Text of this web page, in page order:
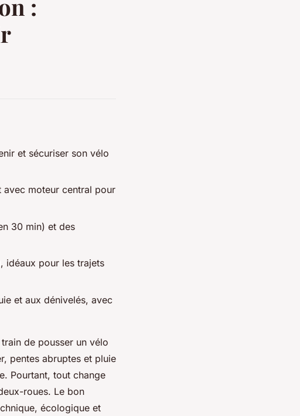
:
et sécuriser son vélo
avec moteur central pour
30 min) et des
idéaux pour les trajets
et aux dénivelés, avec
de pousser un vélo
pentes abruptes et pluie
Pourtant, tout change
roues. Le bon
écologique et